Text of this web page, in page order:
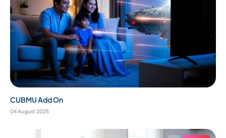
CUBMU Add On
04 August 2025